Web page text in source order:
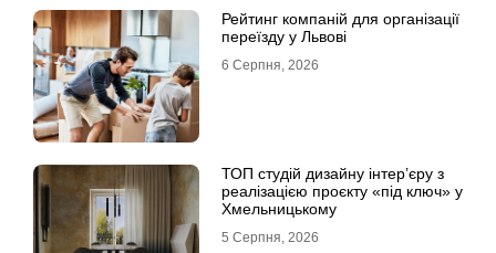
Рейтинг компаній для організації
переїзду у Львові
6 Серпня, 2026
ТОП студій дизайну інтер’єру з
реалізацією проєкту «під ключ» у
Хмельницькому
5 Серпня, 2026